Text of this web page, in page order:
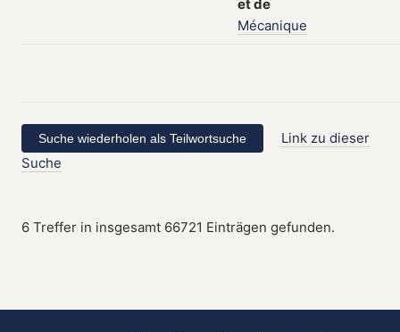
etde
Mécanique
Link zu dieser
Suche
6 Treffer in insgesamt 66721 Einträgen gefunden.